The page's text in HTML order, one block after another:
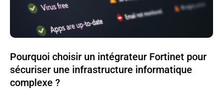
Pourquoi choisir un intégrateur Fortinet pour
sécuriser une infrastructure informatique
complexe ?